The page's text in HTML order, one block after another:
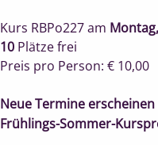
Kurs RBPo227am
10 Plätze frei
Preis pro Person: € 10,00
Neue Termine
Frühlings-Sommer-